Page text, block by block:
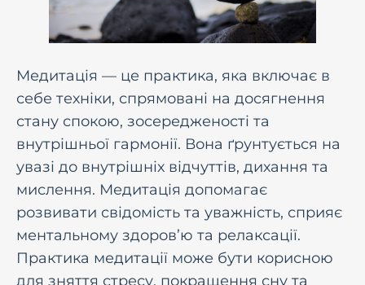
Медитація — це практика, яка включає в
себе техніки, спрямовані на досягнення
стану спокою, зосередженості та
внутрішньої гармонії. Вона ґрунтується на
увазі до внутрішніх відчуттів, дихання та
мислення. Медитація допомагає
розвивати свідомість та уважність, сприяє
ментальному здоров’ю та релаксації.
Практика медитації може бути корисною
для зняття стресу, покращення сну та